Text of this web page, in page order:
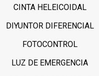
CINTA HELEICOIDAL
DIYUNTOR DIFERENCIAL
FOTOCONTROL
LUZ DE EMERGENCIA